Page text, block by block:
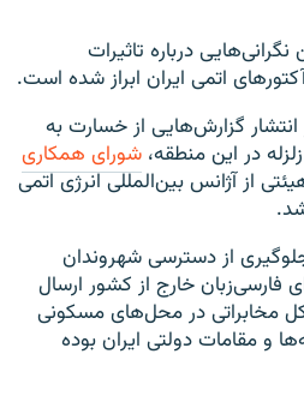
درباره تاثیرات
اتمی ایران ابراز شده است.
۹۲ و پس از انتشار گزارش‌هایی از خسارت به
در این منطقه، شورای همکاری
از آژانس بین‌المللی انرژی اتمی
از دسترسی شهروندان
فارسی‌زبان خارج از کشور ارسال
در محل‌های مسکونی
و مقامات دولتی ایران بوده